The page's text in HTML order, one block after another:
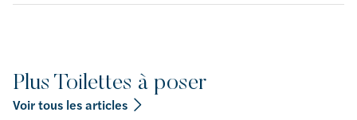
Plus Toilettes à poser
Voir tous les articles